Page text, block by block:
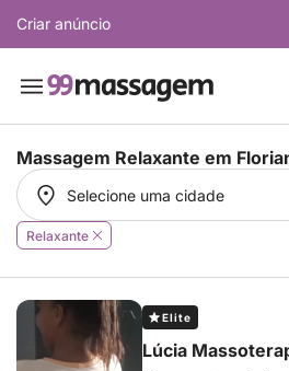
Criar anúncio
Massagem Relaxante em
Selecione uma cidade
Selecione uma cidade
Relaxante
Elite
Lúcia